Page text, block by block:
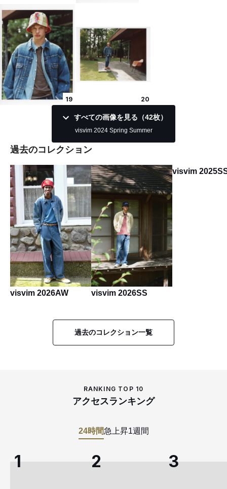
19 20
すべての画像を見る（42枚）
visvim 2024 Spring Summer
過去のコレクション
visvim 2026AW visvim 2026SS
visvim
過去のコレクション一覧
RANKING TOP 10
アクセスランキング
24時間急上昇1週間